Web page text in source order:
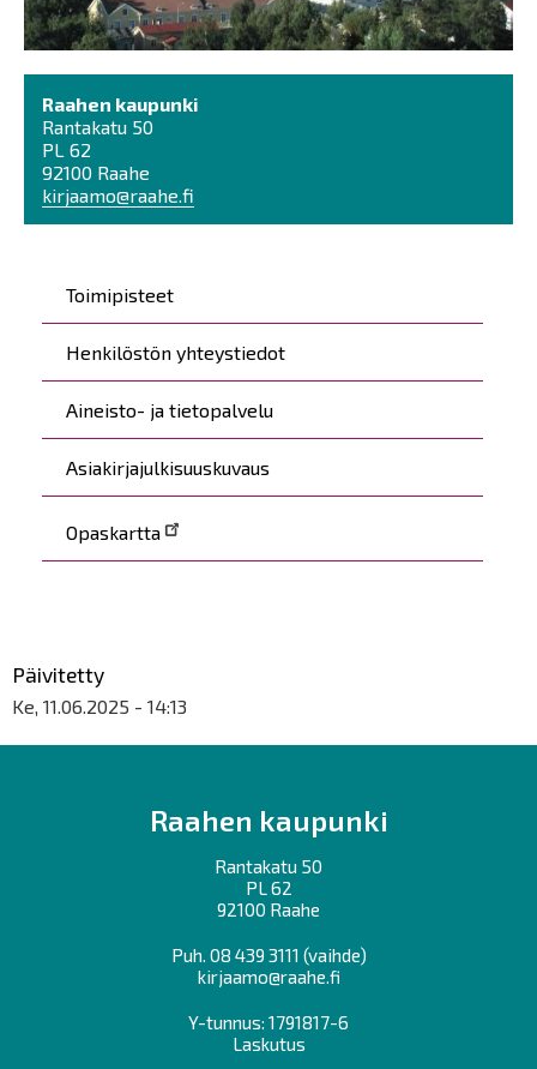
Päävalikko
Toimipisteet
Henkilöstön yhteystiedot
Aineisto- ja tietopalvelu
Asiakirjajulkisuuskuvaus
Opaskartta
Raahen kaupunki
Rantakatu 50
PL 62
92100 Raahe
kirjaamo@raahe.fi
Päivitetty
Ke, 11.06.2025 - 14:13
Raahen kaupunki
Rantakatu 50
PL 62
92100 Raahe
Puh. 08 439 3111 (vaihde)
kirjaamo@raahe.fi
Y-tunnus: 1791817-6
Laskutus